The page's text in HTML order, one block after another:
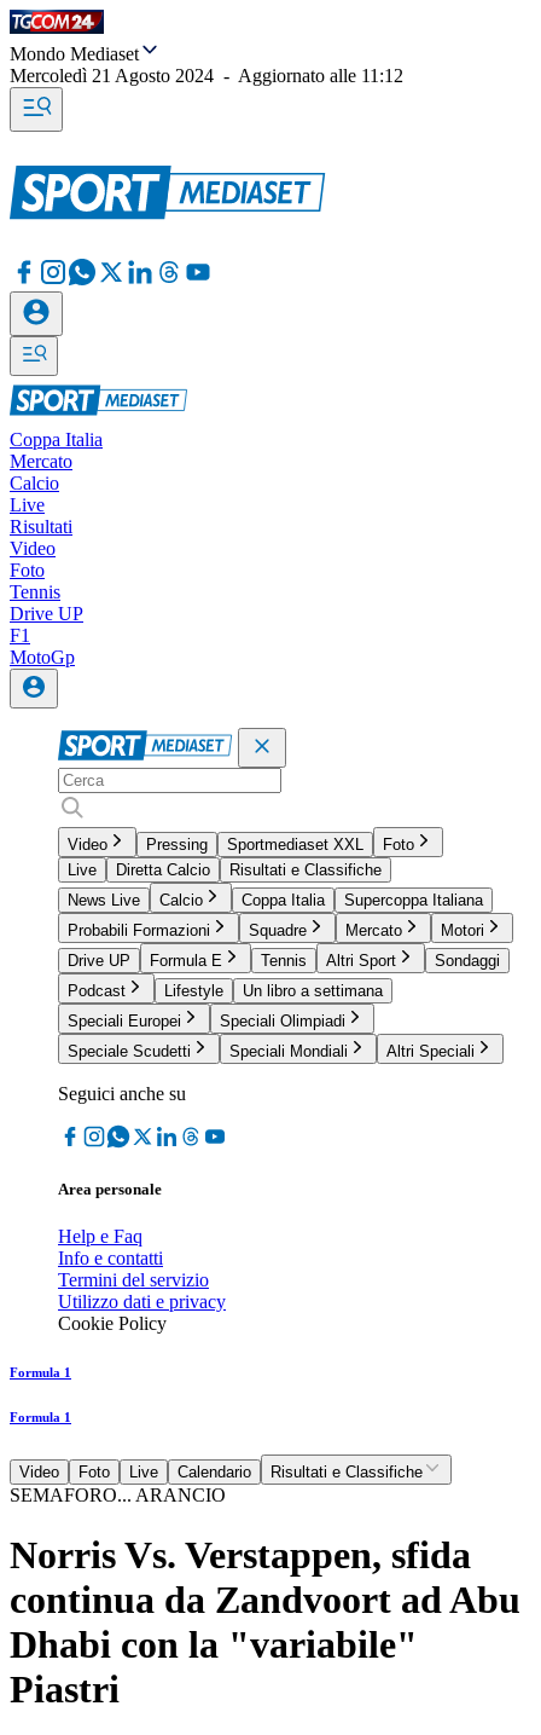
Mondo Mediaset
Mercoledì 21 Agosto 2024 - Aggiornato alle 11:12
Coppa Italia
Mercato
Calcio
Live
Risultati
Video
Foto
Tennis
Drive UP
F1
MotoGp
Video Pressing Sportmediaset XXL
Foto
Live
Diretta Calcio
Risultati e Classifiche
News Live
Calcio Coppa Italia
Supercoppa Italiana
Probabili Formazioni
Squadre Mercato
Motori
Drive UP
Formula E Tennis Altri Sport
Sondaggi
Podcast
Lifestyle
Un libro a settimana
Speciali Europei
Speciali Olimpiadi
Speciale Scudetti
Speciali Mondiali Altri Speciali
Seguici anche su
Area personale
Help e Faq
Info e contatti
Termini del servizio
Utilizzo dati e privacy
Cookie Policy
Formula 1
Formula 1
Video Foto Live Calendario Risultati e Classifiche
SEMAFORO... ARANCIO
Norris Vs. Verstappen, sfida
continua da Zandvoort ad Abu
Dhabi con la "variabile"
Piastri